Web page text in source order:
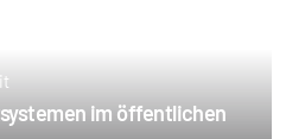
im öffentlichen